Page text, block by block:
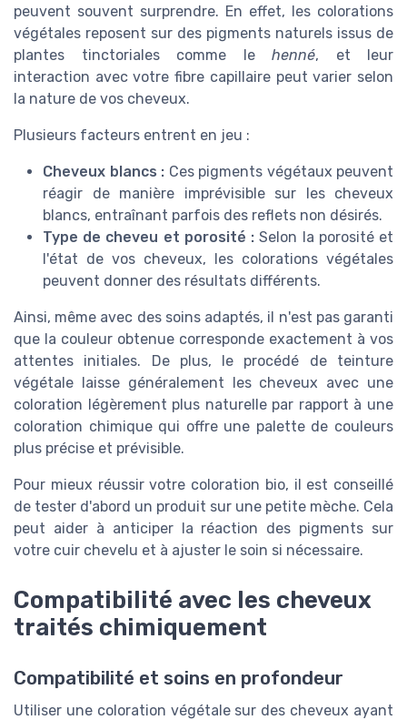
peuvent souvent surprendre. En effet, les colorations
végétales reposent sur des pigments naturels issus de
plantes tinctoriales comme le henné, et leur
interaction avec votre fibre capillaire peut varier selon
la nature de vos cheveux.
Plusieurs facteurs entrent en jeu :
Cheveux blancs : Ces pigments végétaux peuvent
réagir de manière imprévisible sur les cheveux
blancs, entraînant parfois des reflets non désirés.
Type de cheveu et porosité : Selon la porosité et
l'état de vos cheveux, les colorations végétales
peuvent donner des résultats différents.
Ainsi, même avec des soins adaptés, il n'est pas garanti
que la couleur obtenue corresponde exactement à vos
attentes initiales. De plus, le procédé de teinture
végétale laisse généralement les cheveux avec une
coloration légèrement plus naturelle par rapport à une
coloration chimique qui offre une palette de couleurs
plus précise et prévisible.
Pour mieux réussir votre coloration bio, il est conseillé
de tester d'abord un produit sur une petite mèche. Cela
peut aider à anticiper la réaction des pigments sur
votre cuir chevelu et à ajuster le soin si nécessaire.
Compatibilité avec les cheveux
traités chimiquement
Compatibilité et soins en profondeur
Utiliser une coloration végétale sur des cheveux ayant